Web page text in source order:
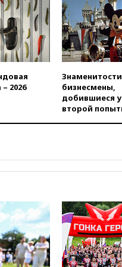
2026
бизнесмены,
добившиеся
второй